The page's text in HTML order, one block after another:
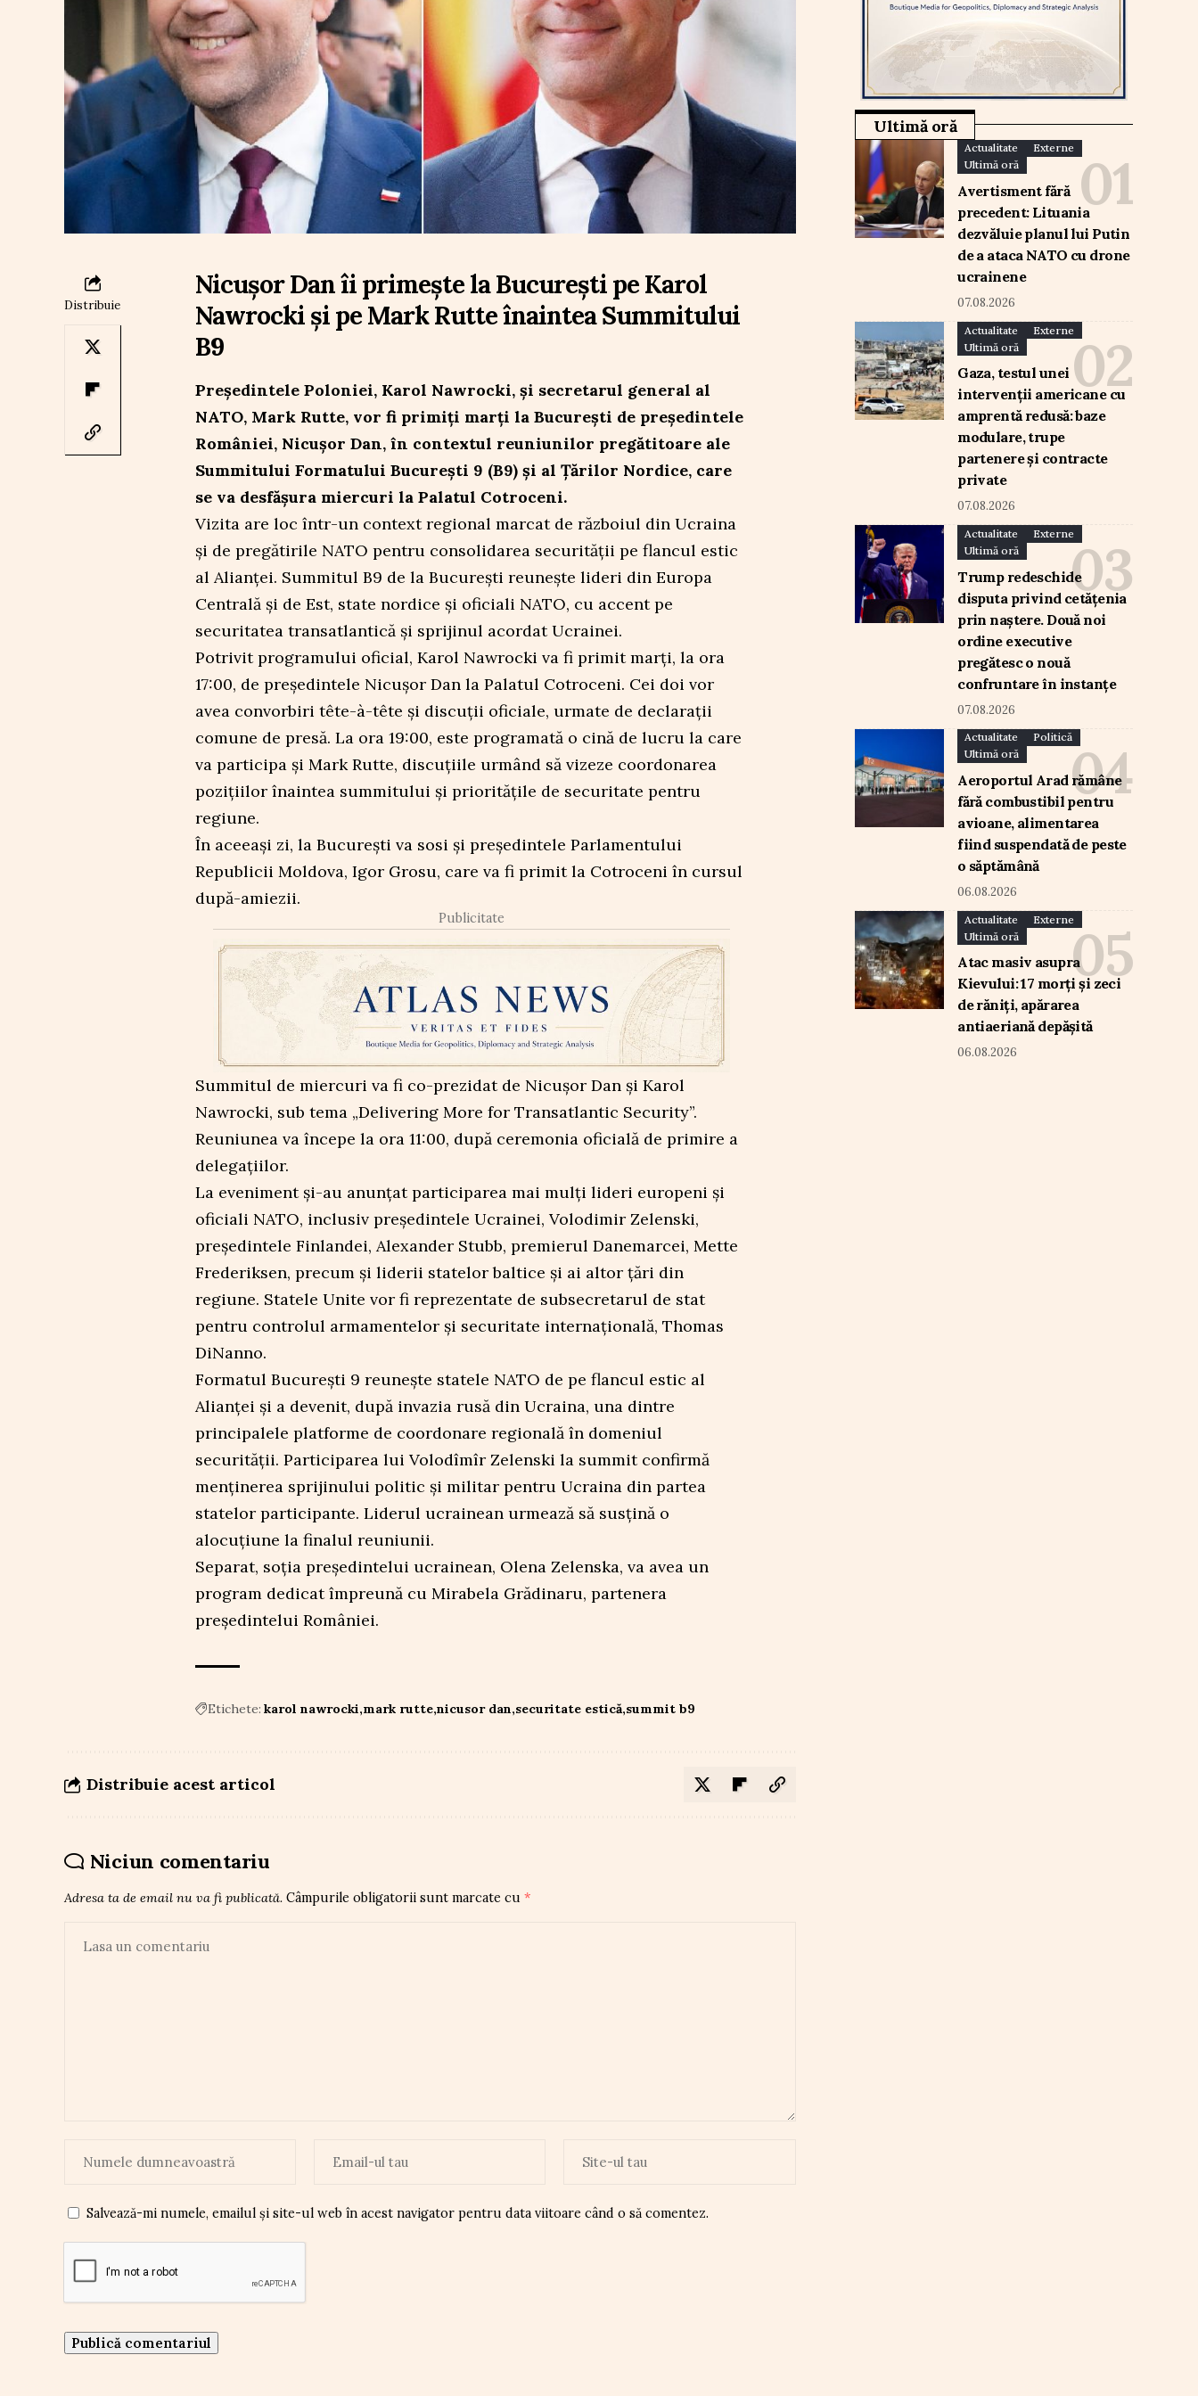
Distribuie
Nicușor Dan îi primește la București pe Karol
Nawrocki și pe Mark Rutte înaintea Summitului
B9
Președintele Poloniei, Karol Nawrocki, și secretarul general al
NATO, Mark Rutte, vor fi primiți marți la București de președintele
României, Nicușor Dan, în contextul reuniunilor pregătitoare ale
Summitului Formatului București 9 (B9) și al Țărilor Nordice, care
se va desfășura miercuri la Palatul Cotroceni.
Vizita are loc într-un context regional marcat de războiul din Ucraina
și de pregătirile NATO pentru consolidarea securității pe flancul estic
al Alianței. Summitul B9 de la București reunește lideri din Europa
Centrală și de Est, state nordice și oficiali NATO, cu accent pe
securitatea transatlantică și sprijinul acordat Ucrainei.
Potrivit programului oficial, Karol Nawrocki va fi primit marți, la ora
17:00, de președintele Nicușor Dan la Palatul Cotroceni. Cei doi vor
avea convorbiri tête-à-tête și discuții oficiale, urmate de declarații
comune de presă. La ora 19:00, este programată o cină de lucru la care
va participa și Mark Rutte, discuțiile urmând să vizeze coordonarea
pozițiilor înaintea summitului și prioritățile de securitate pentru
regiune.
În aceeași zi, la București va sosi și președintele Parlamentului
Republicii Moldova, Igor Grosu, care va fi primit la Cotroceni în cursul
după-amiezii.
Publicitate
Summitul de miercuri va fi co-prezidat de Nicușor Dan și Karol
Nawrocki, sub tema „Delivering More for Transatlantic Security”.
Reuniunea va începe la ora 11:00, după ceremonia oficială de primire a
delegațiilor.
La eveniment și-au anunțat participarea mai mulți lideri europeni și
oficiali NATO, inclusiv președintele Ucrainei, Volodimir Zelenski,
președintele Finlandei, Alexander Stubb, premierul Danemarcei, Mette
Frederiksen, precum și liderii statelor baltice și ai altor țări din
regiune. Statele Unite vor fi reprezentate de subsecretarul de stat
pentru controlul armamentelor și securitate internațională, Thomas
DiNanno.
Formatul București 9 reunește statele NATO de pe flancul estic al
Alianței și a devenit, după invazia rusă din Ucraina, una dintre
principalele platforme de coordonare regională în domeniul
securității. Participarea lui Volodîmîr Zelenski la summit confirmă
menținerea sprijinului politic și militar pentru Ucraina din partea
statelor participante. Liderul ucrainean urmează să susțină o
alocuțiune la finalul reuniunii.
Separat, soția președintelui ucrainean, Olena Zelenska, va avea un
program dedicat împreună cu Mirabela Grădinaru, partenera
președintelui României.
Etichete: karol nawrocki mark rutte nicusor dan securitate estică summit b9
Distribuie acest articol
Niciun comentariu
Adresa ta de email nu va fi publicată. Câmpurile obligatorii sunt marcate cu *
Salvează-mi numele, emailul și site-ul web în acest navigator pentru data viitoare când o să comentez.
Ultimă oră
Actualitate
Externe
Ultimă oră
Avertisment fără
precedent: Lituania
dezvăluie planul lui Putin
de a ataca NATO cu drone
ucrainene
07.08.2026
Actualitate
Externe
Ultimă oră
Gaza, testul unei
intervenții americane cu
amprentă redusă: baze
modulare, trupe
partenere și contracte
private
07.08.2026
Actualitate
Externe
Ultimă oră
Trump redeschide
disputa privind cetățenia
prin naștere. Două noi
ordine executive
pregătesc o nouă
confruntare în instanțe
07.08.2026
Actualitate
Politică
Ultimă oră
Aeroportul Arad rămâne
fără combustibil pentru
avioane, alimentarea
fiind suspendată de peste
o săptămână
06.08.2026
Actualitate
Externe
Ultimă oră
Atac masiv asupra
Kievului: 17 morți și zeci
de răniți, apărarea
antiaeriană depășită
06.08.2026